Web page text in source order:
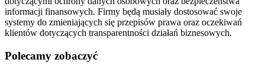
informacji finansowych. Firmy będą musiały dostosować swoje
systemy do zmieniających się przepisów prawa oraz oczekiwań
klientów dotyczących transparentności działań biznesowych.
Polecamy zobaczyć